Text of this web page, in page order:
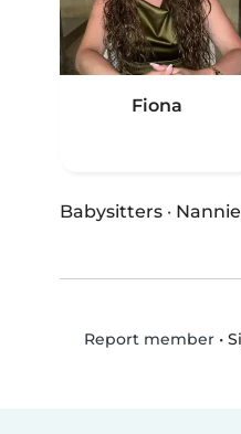
Fiona
Babysitters ·
Report member•